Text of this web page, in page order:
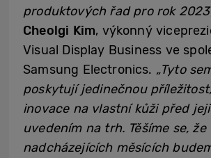
produktových řad pro rok
Cheolgi Kim, výkonný
Visual Display Business ve
Samsung Electronics. „Tyto
poskytují jedinečnou
inovace na vlastní kůži před
uvedením na trh. Těšíme se, že
nadcházejících měsících